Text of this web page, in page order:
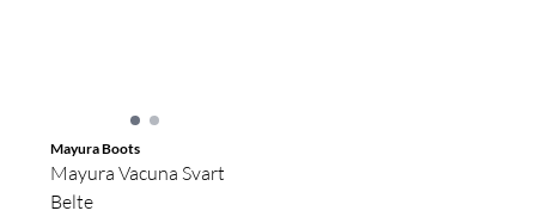
Mayura Boots
Mayura Vacuna Svart
Belte